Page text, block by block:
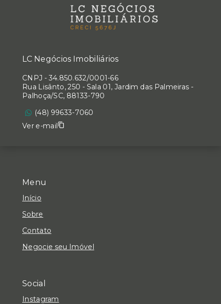
Menu
Início
Sobre
Contato
Negocie seu Imóvel
Social
Instagram
LC Negócios Imobiliários
CNPJ - 34.850.632/0001-66
Rua Lisânto, 250 - Sala 01, Jardim das Palmeiras -
Palhoça/SC, 88133-790
(48) 99633-7060
Ver e-mail